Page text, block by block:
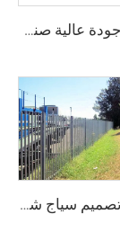
جودة عالية صندوق الجابيون المجلفن بالغمس الساخن سعر المصنع عرض سياج شبكي ملحوم ثقوب مربعة قابل للقطع والانحناء حسب الطلب
تصميم سياج شرائح مائلة سياج فولاذي مجلفن بالغمس الساخن وطلاء بودرة طلاء بلاستيكي جديد على السياج والتعريشات والبوابات المعدنية